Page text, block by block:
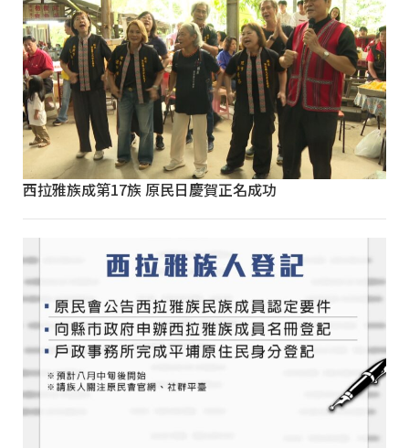
西拉雅族成第17族 原民日慶賀正名成功